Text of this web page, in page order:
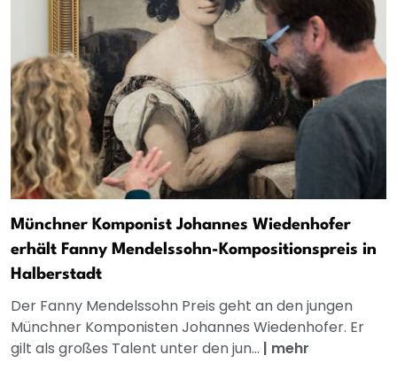
Münchner Komponist Johannes Wiedenhofer
erhält Fanny Mendelssohn-Kompositionspreis in
Halberstadt
Der Fanny Mendelssohn Preis geht an den jungen
Münchner Komponisten Johannes Wiedenhofer. Er
gilt als großes Talent unter den jun... | mehr